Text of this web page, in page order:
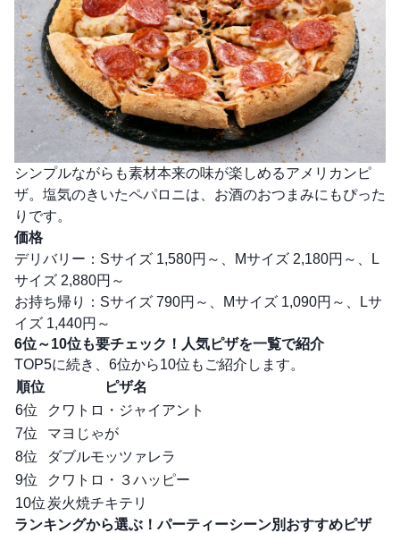
シンプルながらも素材本来の味が楽しめるアメリカンピ
ザ。塩気のきいたペパロニは、お酒のおつまみにもぴった
りです。
価格
デリバリー：Sサイズ 1,580円～、Mサイズ 2,180円～、L
サイズ 2,880円～
お持ち帰り：Sサイズ 790円～、Mサイズ 1,090円～、Lサ
イズ 1,440円～
6位～10位も要チェック！人気ピザを一覧で紹介
TOP5に続き、6位から10位もご紹介します。
順位
ピザ名
6位
クワトロ・ジャイアント
7位
マヨじゃが
8位
ダブルモッツァレラ
9位
クワトロ・３ハッピー
10位 炭火焼チキテリ
ランキングから選ぶ！パーティーシーン別おすすめピザ